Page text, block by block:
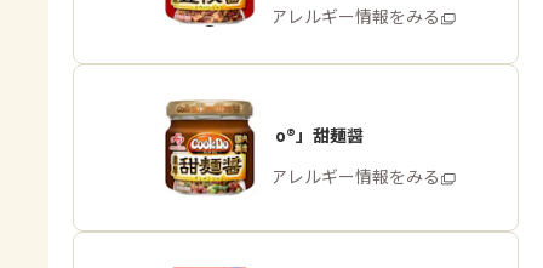
商品・アレルギー情報をみる
「Cook Do®」甜麺醤
商品・アレルギー情報をみる